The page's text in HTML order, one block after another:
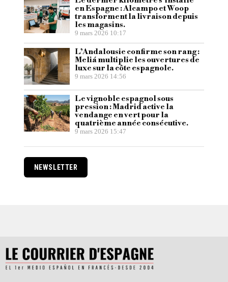
en Espagne : Alcampo et Woop
transforment la livraison depuis
les magasins.
9 mars 2026 10:17
L’Andalousie confirme son rang :
Meliá multiplie les ouvertures de
luxe sur la côte espagnole.
9 mars 2026 14:56
Le vignoble espagnol sous
pression : Madrid active la
vendange en vert pour la
quatrième année consécutive.
9 mars 2026 15:47
NEWSLETTER